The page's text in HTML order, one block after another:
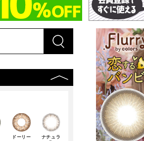
ドーリー
ナチュラ